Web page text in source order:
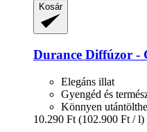
Kosár
Durance Diffúzor -​
Elegáns illat
Gyengéd és
Könnyen
10.290 Ft (102.900 Ft / l)